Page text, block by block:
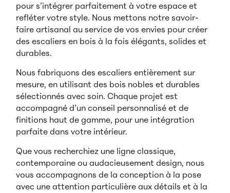
pour s’intégrer parfaitement à votre espace et
refléter votre style. Nous mettons notre savoir-
faire artisanal au service de vos envies pour créer
des escaliers en bois à la fois élégants, solides et
durables.
Nous fabriquons des escaliers entièrement sur
mesure, en utilisant des bois nobles et durables
sélectionnés avec soin. Chaque projet est
accompagné d’un conseil personnalisé et de
finitions haut de gamme, pour une intégration
parfaite dans votre intérieur.
Que vous recherchiez une ligne classique,
contemporaine ou audacieusement design, nous
vous accompagnons de la conception à la pose
avec une attention particulière aux détails et à la